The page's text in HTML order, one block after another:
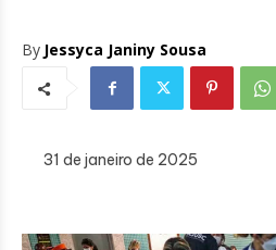
By Jessyca Janiny Sousa
31 de janeiro de 2025